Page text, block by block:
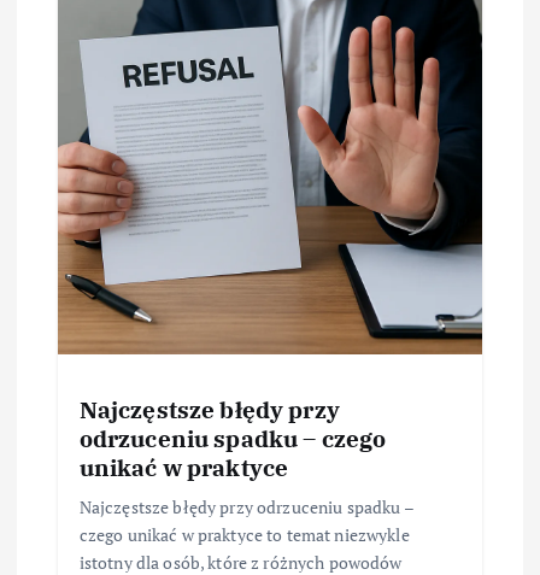
Najczęstsze błędy przy
odrzuceniu spadku – czego
unikać w praktyce
Najczęstsze błędy przy odrzuceniu spadku –
czego unikać w praktyce to temat niezwykle
istotny dla osób, które z różnych powodów